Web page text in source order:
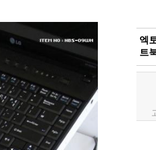
엑
트